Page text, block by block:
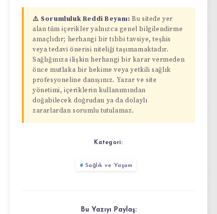
⚠️ Sorumluluk Reddi Beyanı: Bu sitede yer
alan tüm içerikler yalnızca genel bilgilendirme
amaçlıdır; herhangi bir tıbbi tavsiye, teşhis
veya tedavi önerisi niteliği taşımamaktadır.
Sağlığınıza ilişkin herhangi bir karar vermeden
önce mutlaka bir hekime veya yetkili sağlık
profesyoneline danışınız. Yazar ve site
yönetimi, içeriklerin kullanımından
doğabilecek doğrudan ya da dolaylı
zararlardan sorumlu tutulamaz.
Kategori:
Sağlık ve Yaşam
Bu Yazıyı Paylaş: